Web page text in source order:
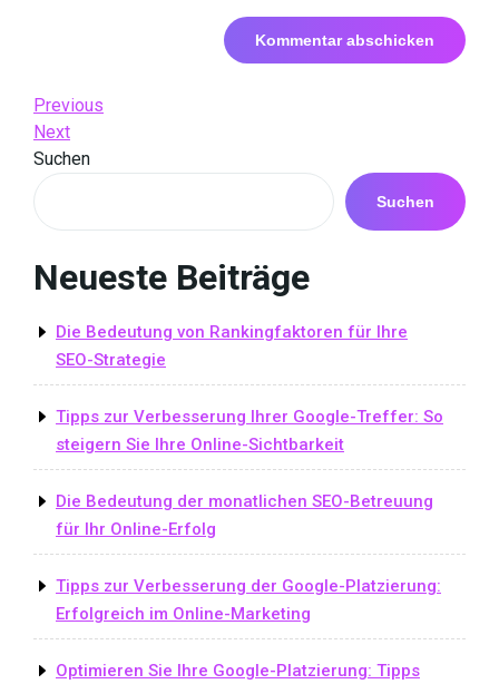
Beitrags-
Navigation
Previous
Post
Previous
Next
Post
Next
Suchen
Suchen
Neueste Beiträge
Die Bedeutung von Rankingfaktoren für Ihre
SEO-Strategie
Tipps zur Verbesserung Ihrer Google-Treffer: So
steigern Sie Ihre Online-Sichtbarkeit
Die Bedeutung der monatlichen SEO-Betreuung
für Ihr Online-Erfolg
Tipps zur Verbesserung der Google-Platzierung:
Erfolgreich im Online-Marketing
Optimieren Sie Ihre Google-Platzierung: Tipps